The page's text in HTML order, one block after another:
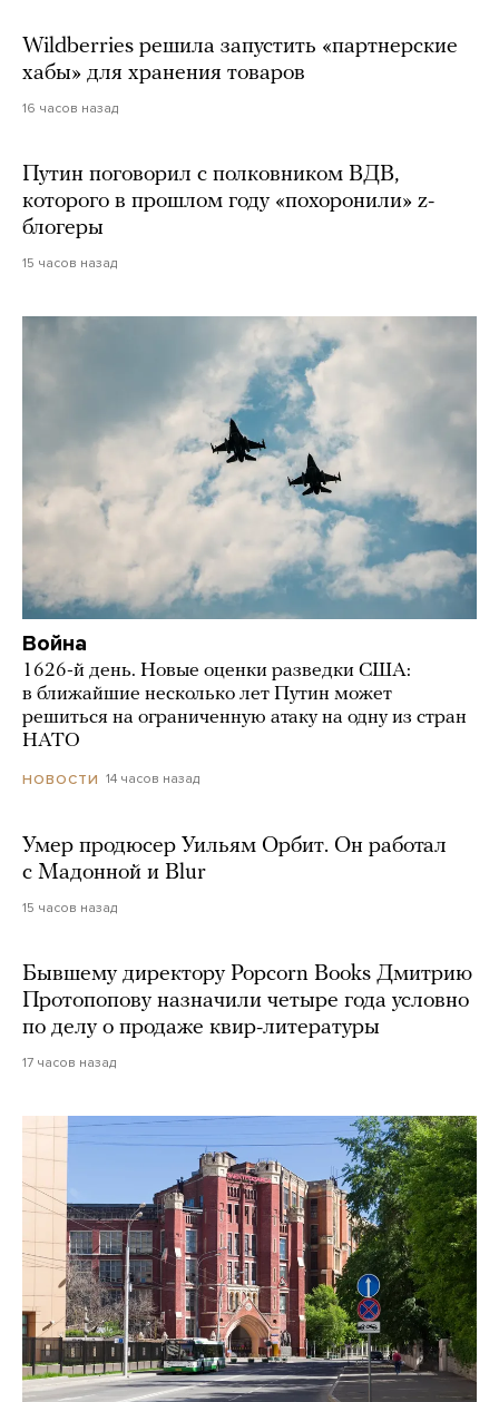
Wildberries решила запустить «партнерские
хабы» для хранения товаров
16 часов назад
Путин поговорил с полковником ВДВ,
которого в прошлом году «похоронили» z-
блогеры
15 часов назад
Война
1626-й день. Новые оценки разведки США:
в ближайшие несколько лет Путин может
решиться на ограниченную атаку на одну из стран
НАТО
НОВОСТИ 14 часов назад
Умер продюсер Уильям Орбит. Он работал
с Мадонной и Blur
15 часов назад
Бывшему директору Popcorn Books Дмитрию
Протопопову назначили четыре года условно
по делу о продаже квир-литературы
17 часов назад